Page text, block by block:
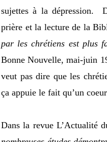
sujettes à la dépression.
prière et la lecture de la
par les chrétiens est plus
Bonne Nouvelle, mai-juin
veut pas dire que les
ça appuie le fait qu’un
Dans la revue L’Actualité